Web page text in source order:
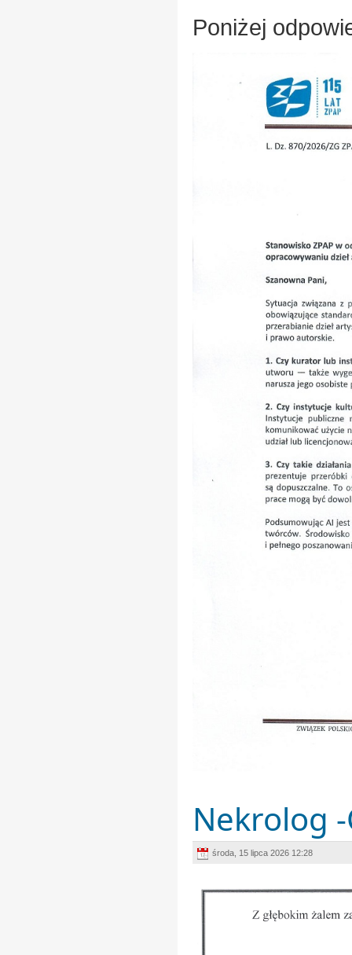
Poniżej
Nekrolog
środa, 15 lipca 2026 12:28